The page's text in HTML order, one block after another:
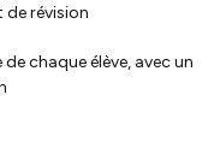
de révision
chaque élève, avec un